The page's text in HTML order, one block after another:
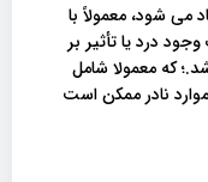
می شود، معمولاً با
درد یا تأثیر بر
که معمولا شامل
نادر ممکن است